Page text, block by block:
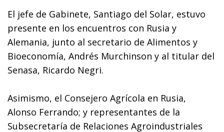
El jefe de Gabinete, Santiago del Solar, estuvo
presente en los encuentros con Rusia y
Alemania, junto al secretario de Alimentos y
Bioeconomía, Andrés Murchinson y al titular del
Senasa, Ricardo Negri.
Asimismo, el Consejero Agrícola en Rusia,
Alonso Ferrando; y representantes de la
Subsecretaría de Relaciones Agroindustriales